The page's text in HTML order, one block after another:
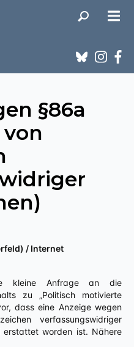
§86a
/ Internet
kleine Anfrage an die
zu „Politisch motivierte
dass eine Anzeige wegen
verfassungswidriger
erstattet worden ist. Nähere